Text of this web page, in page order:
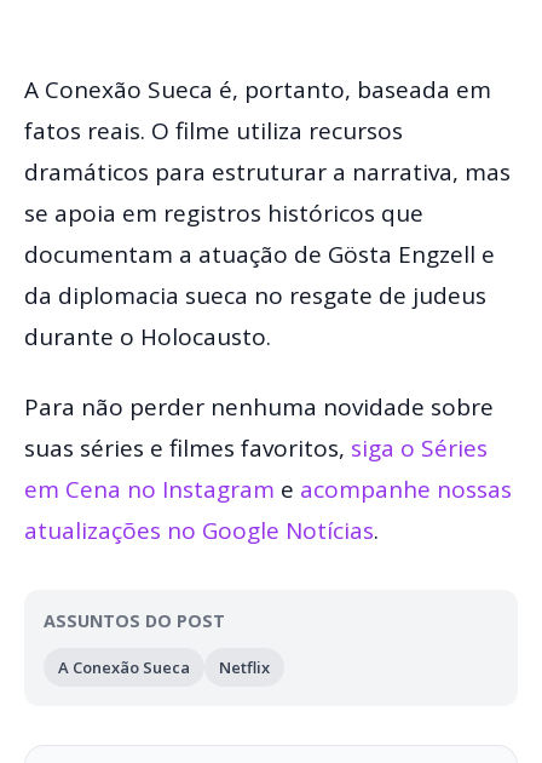
A Conexão Sueca é, portanto, baseada em
fatos reais. O filme utiliza recursos
dramáticos para estruturar a narrativa, mas
se apoia em registros históricos que
documentam a atuação de Gösta Engzell e
da diplomacia sueca no resgate de judeus
durante o Holocausto.
Para não perder nenhuma novidade sobre
suas séries e filmes favoritos, siga o Séries
em Cena no Instagram e acompanhe nossas
atualizações no Google Notícias.
ASSUNTOS DO POST
A Conexão Sueca Netflix